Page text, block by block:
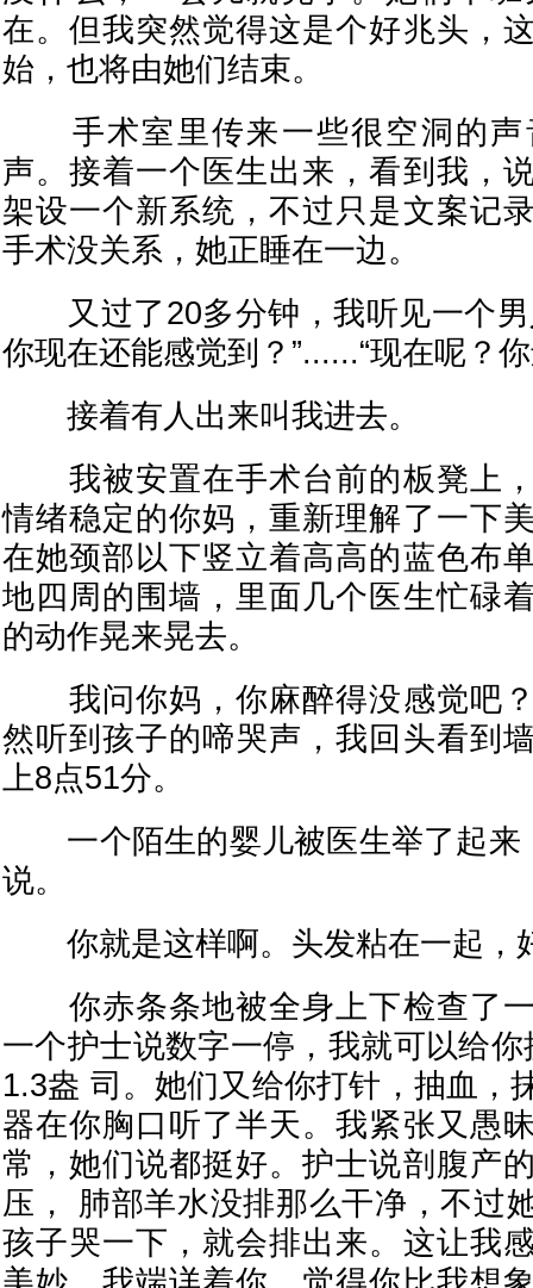
在。但我突然觉得这是个好兆头，
始，也将由她们结束。
手术室里传来一些很空洞的声
声。接着一个医生出来，看到我，
架设一个新系统，不过只是文案记
手术没关系，她正睡在一边。
又过了20多分钟，我听见一个男
你现在还能感觉到？”......“现在呢？
接着有人出来叫我进去。
我被安置在手术台前的板凳上，
情绪稳定的你妈，重新理解了一下
在她颈部以下竖立着高高的蓝色布
地四周的围墙，里面几个医生忙碌
的动作晃来晃去。
我问你妈，你麻醉得没感觉吧？
然听到孩子的啼哭声，我回头看到
上8点51分。
一个陌生的婴儿被医生举了起来
说。
你就是这样啊。头发粘在一起，
你赤条条地被全身上下检查了一
一个护士说数字一停，我就可以给
1.3盎 司。她们又给你打针，抽血，
器在你胸口听了半天。我紧张又愚
常，她们说都挺好。护士说剖腹产
压， 肺部羊水没排那么干净，不过
孩子哭一下，就会排出来。这让我